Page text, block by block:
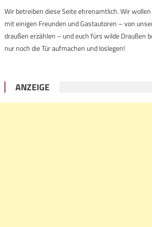
Wir betreiben diese Seite ehrenamtlich. Wir
mit einigen Freunden und Gastautoren – von
draußen erzählen – und euch fürs wilde Draußen
nur noch die Tür aufmachen und loslegen!
ANZEIGE